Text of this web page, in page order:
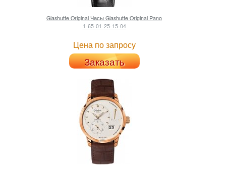
Glashutte Original Часы Glashutte Original Pano
1-65-01-25-15-04
Цена по запросу
Заказать